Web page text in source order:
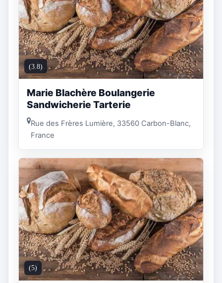
(3.8)
Marie Blachère Boulangerie
Sandwicherie Tarterie
Rue des Frères Lumière, 33560 Carbon-Blanc,
France
(5)